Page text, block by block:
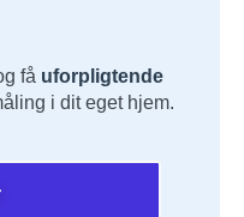
få uforpligtende
i dit eget hjem.